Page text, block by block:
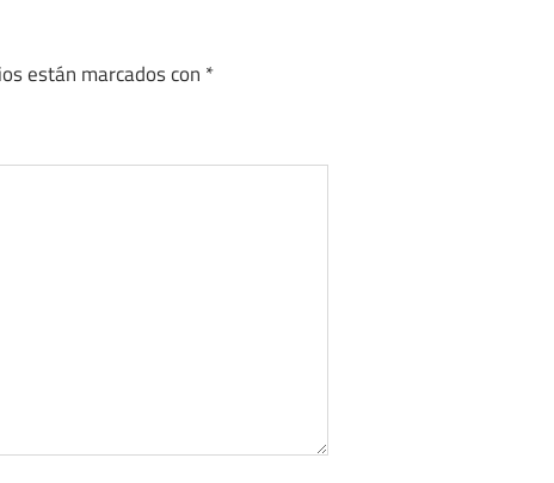
están marcados con *